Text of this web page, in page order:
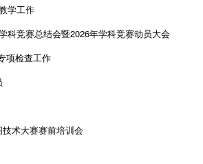
学工作
科竞赛总结会暨2026年学科竞赛动员大会
项检查工作
技术大赛赛前培训会